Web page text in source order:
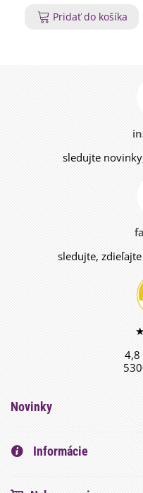
Pridať do košíka
sledujte
sledujte,
4,8
Novinky
Informácie